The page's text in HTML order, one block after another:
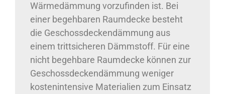
Wärmedämmung vorzufinden ist. Bei
einer begehbaren Raumdecke besteht
die Geschossdeckendämmung aus
einem trittsicheren Dämmstoff. Für eine
nicht begehbare Raumdecke können zur
Geschossdeckendämmung weniger
kostenintensive Materialien zum Einsatz